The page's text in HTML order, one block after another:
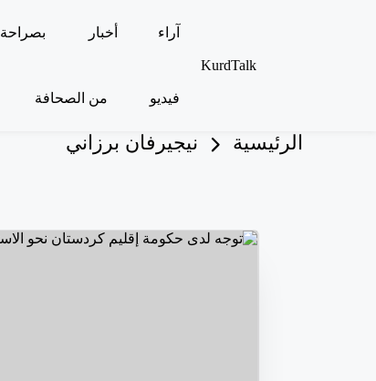
KurdTalk
كردية
آراء أخبار بصراحة
فيديو من الصحافة
الرئيسية نيجيرفان برزاني